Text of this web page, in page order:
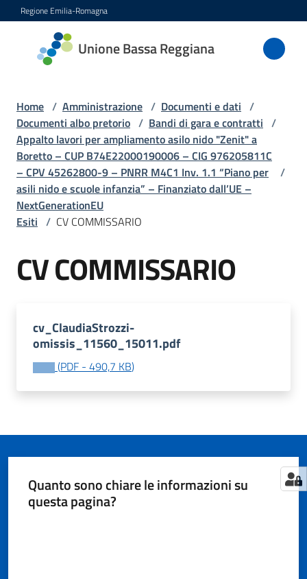
Vai al contenuto
Vai alla navigazione
Vai al footer
Regione Emilia-Romagna
Unione Bassa Reggiana
Unione
Bassa
Amministrazione
Menu selezionato
Novità
Servizi
Vivere
l'Unione
Tutti
argomenti...
Seguici
Home / Amministrazione / Documenti e dati /
Documenti albo pretorio / Bandi di gara e contratti /
Appalto lavori per ampliamento asilo nido "Zenit" a
Boretto – CUP B74E22000190006 – CIG 976205811C
– CPV 45262800-9 – PNRR M4C1 Inv. 1.1 “Piano per
asili nido e scuole infanzia” – Finanziato dall’UE –
NextGenerationEU
/
Esiti / CV COMMISSARIO
CV COMMISSARIO
cv_ClaudiaStrozzi-
omissis_11560_15011.pdf
(PDF - 490,7 KB)
Quanto sono chiare le informazioni su
questa pagina?